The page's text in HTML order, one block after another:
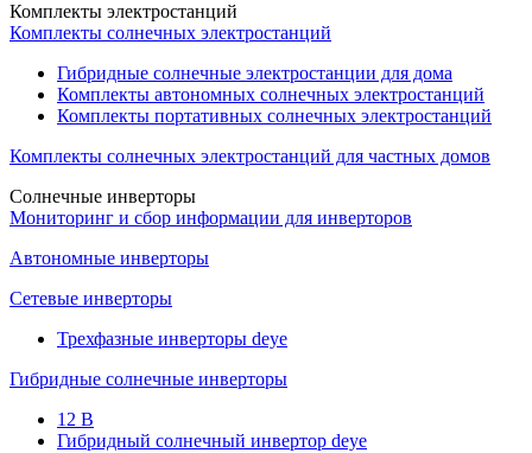
Комплекты электростанций
Комплекты солнечных электростанций
Гибридные солнечные электростанции для дома
Комплекты автономных солнечных электростанций
Комплекты портативных солнечных электростанций
Комплекты солнечных электростанций для частных домов
Солнечные инверторы
Мониторинг и сбор информации для инверторов
Автономные инверторы
Сетевые инверторы
Трехфазные инверторы deye
Гибридные солнечные инверторы
12 B
Гибридный солнечный инвертор deye